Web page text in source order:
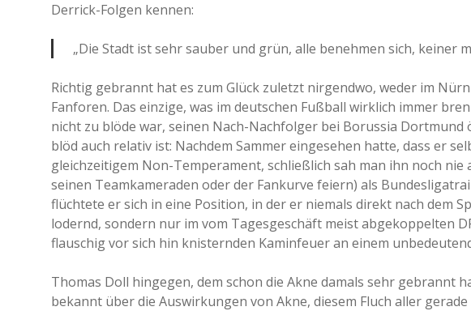
Derrick-Folgen kennen:
„Die Stadt ist sehr sauber und grün, alle benehmen sich, keiner
Richtig gebrannt hat es zum Glück zuletzt nirgendwo, weder im
Fanforen. Das einzige, was im deutschen Fußball wirklich immer
nicht zu blöde war, seinen Nach-Nachfolger bei Borussia Dortmund
blöd auch relativ ist: Nachdem Sammer eingesehen hatte, dass er
gleichzeitigem Non-Temperament, schließlich sah man ihn noch
seinen Teamkameraden oder der Fankurve feiern) als
flüchtete er sich in eine Position, in der er niemals direkt nach dem
lodernd, sondern nur im vom Tagesgeschäft meist abgekoppelten
flauschig vor sich hin knisternden Kaminfeuer an einem
Thomas Doll hingegen, dem schon die Akne damals sehr gebrannt
bekannt über die Auswirkungen von Akne, diesem Fluch aller